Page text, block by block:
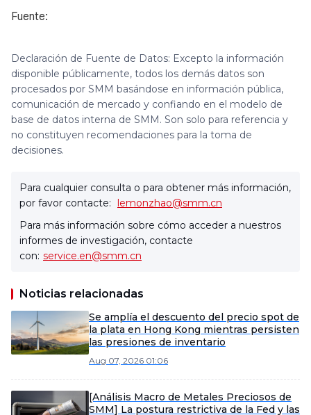
Fuente:
Declaración de Fuente de Datos: Excepto la información
disponible públicamente, todos los demás datos son
procesados por SMM basándose en información pública,
comunicación de mercado y confiando en el modelo de
base de datos interna de SMM. Son solo para referencia y
no constituyen recomendaciones para la toma de
decisiones.
Para cualquier consulta o para obtener más información,
por favor contacte: lemonzhao@smm.cn
Para más información sobre cómo acceder a nuestros
informes de investigación, contacte
con: service.en@smm.cn
Noticias relacionadas
Se amplía el descuento del precio spot de
la plata en Hong Kong mientras persisten
las presiones de inventario
Aug 07, 2026 01:06
[Análisis Macro de Metales Preciosos de
SMM] La postura restrictiva de la Fed y las